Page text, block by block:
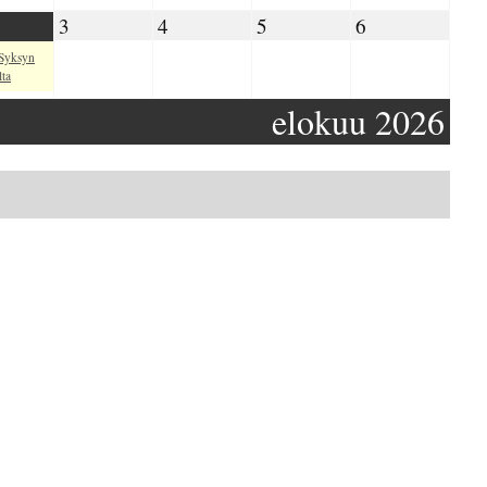
elokuu 2026
3 03.09.2026
4 04.09.2026
5 05.09.2026
6